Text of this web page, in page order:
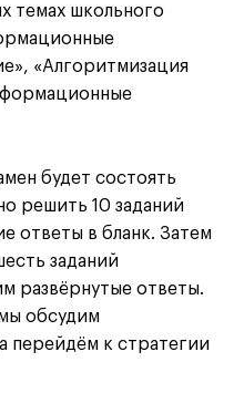
темах школьного
«Алгоритмизация
будет состоять
решить 10 заданий
ответы в бланк. Затем
заданий
развёрнутые ответы.
обсудим
перейдём к стратегии